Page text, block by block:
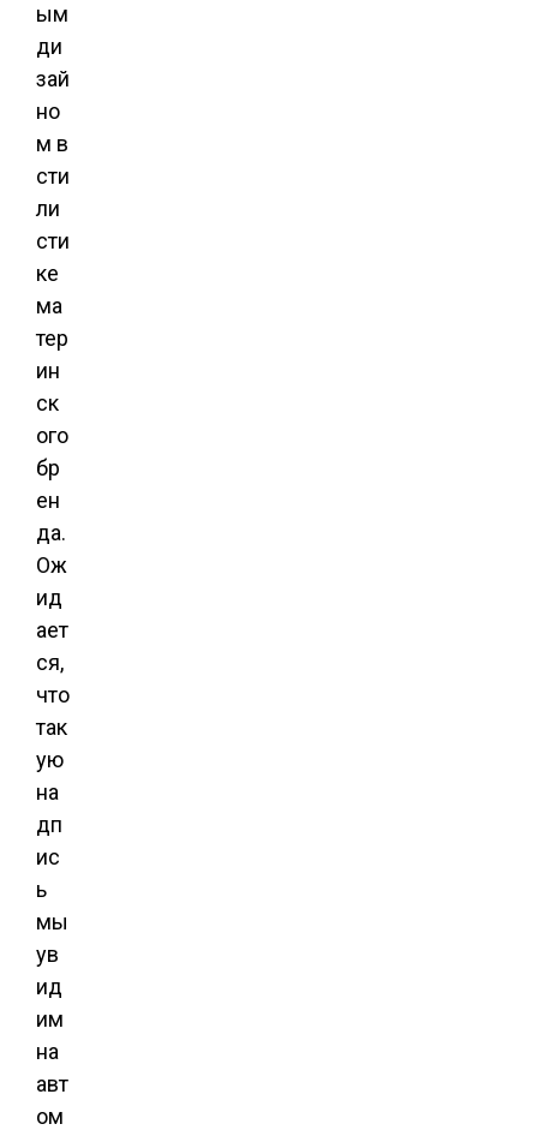
ым
ди
зай
но
м в
сти
ли
сти
ке
ма
тер
ин
ск
ого
бр
ен
да.
Ож
ид
ает
ся,
что
так
ую
на
дп
ис
ь
мы
ув
ид
им
на
авт
ом